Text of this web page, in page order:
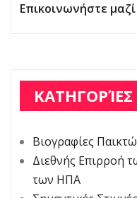
Επικοινωνήστε
ΚΑΤΗΓΟΡΊΕΣ
Βιογραφίες
Διεθνής Επιρροή
των ΗΠΑ